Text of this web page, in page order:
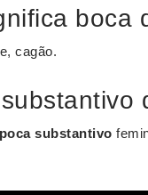
boca
cagão.
substantivo